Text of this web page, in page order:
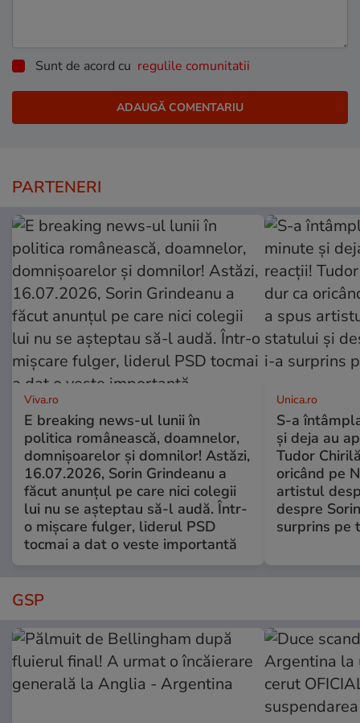
Sunt de acord cu regulile comunitatii
PARTENERI
Viva.ro
E breaking news-ul lunii în
politica românească, doamnelor,
domnișoarelor și domnilor! Astăzi,
16.07.2026, Sorin Grindeanu a
făcut anunțul pe care nici colegii
lui nu se așteptau să-l audă. Într-
o mișcare fulger, liderul PSD
tocmai a dat o veste importantă
Unica.ro
S-a
și deja au
Tudor
oricând pe
artistul
despre
surprins pe
GSP